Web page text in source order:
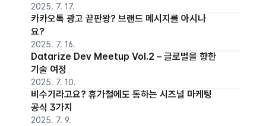
2025. 7. 17.
카카오톡 광고 끝판왕? 브랜드 메시지를 아시나
요?
2025. 7. 16.
Datarize Dev Meetup Vol.2 – 글로벌을 향한
기술 여정
2025. 7. 10.
비수기라고요? 휴가철에도 통하는 시즈널 마케팅
공식 3가지
2025. 7. 9.